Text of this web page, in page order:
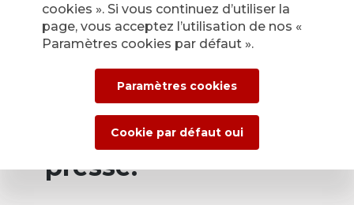
Service de presse
d’APG|SGA pour les
actualités et les
communiqués de
presse.
cookies ». Si vous continuez d’utiliser la
page, vous acceptez l’utilisation de nos «
Paramètres cookies par défaut ».
Paramètres cookies
Cookie par défaut oui